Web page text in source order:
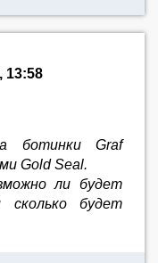
13:58
ботинки Graf
Gold Seal.
ли будет
будет